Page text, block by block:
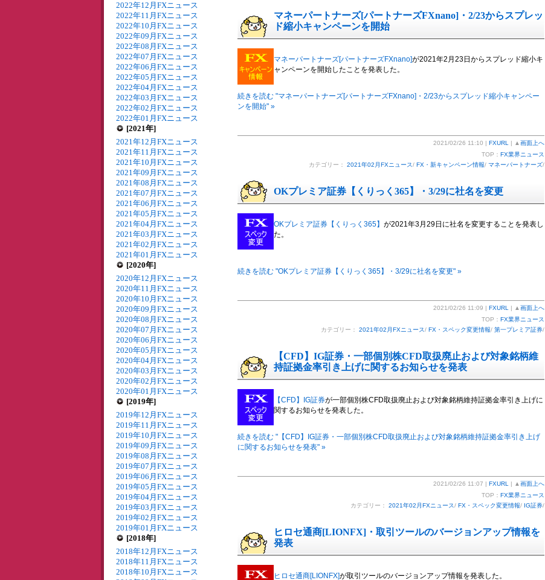
2022年12月FXニュース
2022年11月FXニュース
2022年10月FXニュース
2022年09月FXニュース
2022年08月FXニュース
2022年07月FXニュース
2022年06月FXニュース
2022年05月FXニュース
2022年04月FXニュース
2022年03月FXニュース
2022年02月FXニュース
2022年01月FXニュース
[2021年]
2021年12月FXニュース
2021年11月FXニュース
2021年10月FXニュース
2021年09月FXニュース
2021年08月FXニュース
2021年07月FXニュース
2021年06月FXニュース
2021年05月FXニュース
2021年04月FXニュース
2021年03月FXニュース
2021年02月FXニュース
2021年01月FXニュース
[2020年]
2020年12月FXニュース
2020年11月FXニュース
2020年10月FXニュース
2020年09月FXニュース
2020年08月FXニュース
2020年07月FXニュース
2020年06月FXニュース
2020年05月FXニュース
2020年04月FXニュース
2020年03月FXニュース
2020年02月FXニュース
2020年01月FXニュース
[2019年]
2019年12月FXニュース
2019年11月FXニュース
2019年10月FXニュース
2019年09月FXニュース
2019年08月FXニュース
2019年07月FXニュース
2019年06月FXニュース
2019年05月FXニュース
2019年04月FXニュース
2019年03月FXニュース
2019年02月FXニュース
2019年01月FXニュース
[2018年]
2018年12月FXニュース
2018年11月FXニュース
2018年10月FXニュース
マネーパートナーズ[パートナーズFXnano]・2/23からスプレッ
ド縮小キャンペーンを開始
マネーパートナーズ[パートナーズFXnano]が2021年2月23日からスプレッド縮小キ
ャンペーンを開始したことを発表した。
続きを読む "マネーパートナーズ[パートナーズFXnano]・2/23からスプレッド縮小キャンペー
ンを開始" »
2021/02/26 11:10 | FXURL | ▲ 画面上へ
TOP： FX業界ニュース
カテゴリー： 2021年02月FXニュース/ FX・新キャンペーン情報/ マネーパートナーズ/
OKプレミア証券【くりっく365】・3/29に社名を変更
OKプレミア証券【くりっく365】 が2021年3月29日に社名を変更することを発表し
た。
続きを読む "OKプレミア証券【くりっく365】・3/29に社名を変更" »
2021/02/26 11:09 | FXURL | ▲ 画面上へ
TOP： FX業界ニュース
カテゴリー： 2021年02月FXニュース/ FX・スペック変更情報/ 第一プレミア証券/
【CFD】IG証券・一部個別株CFD取扱廃止および対象銘柄維
持証拠金率引き上げに関するお知らせを発表
【CFD】IG証券が一部個別株CFD取扱廃止および対象銘柄維持証拠金率引き上げに
関するお知らせを発表した。
続きを読む "【CFD】IG証券・一部個別株CFD取扱廃止および対象銘柄維持証拠金率引き上げ
に関するお知らせを発表" »
2021/02/26 11:07 | FXURL | ▲ 画面上へ
TOP： FX業界ニュース
カテゴリー： 2021年02月FXニュース/ FX・スペック変更情報/ IG証券/
ヒロセ通商[LIONFX]・取引ツールのバージョンアップ情報を
発表
ヒロセ通商[LIONFX]が取引ツールのバージョンアップ情報を発表した。